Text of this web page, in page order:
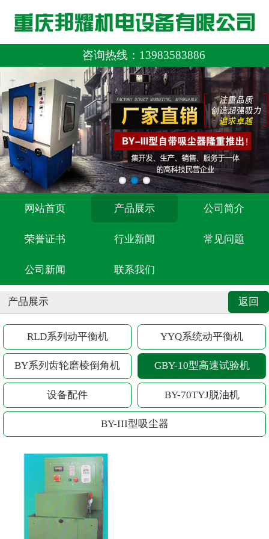
咨询热线： 13983583886
网站首页 产品展示 公司简介
荣誉证书 行业新闻 常见问题
公司新闻 联系我们
返回
产品展示
RLD系列动平衡机 YYQ系统动平衡机
BY系列齿轮磨棱倒角机 GBY-10型高速试验机
设备配件 BY-70TYJ脱油机
BY-III型吸尘器